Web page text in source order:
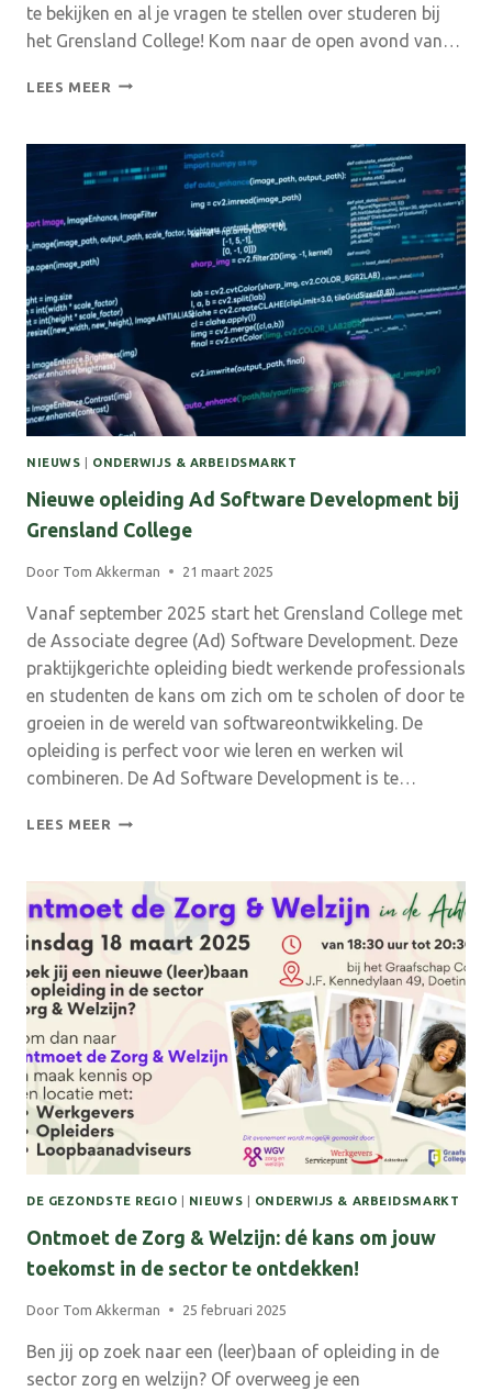
te bekijken en al je vragen te stellen over studeren bij
het Grensland College! Kom naar de open avond van…
LEES MEER MELD
SNEL
AAN
DE
OPEN
HET
GRENSLAND
COLLEGE
NIEUWS ONDERWIJS & ARBEIDSMARKT
Nieuwe opleiding Ad Software Development bij
Grensland College
Door Tom Akkerman 21 maart 2025
Vanaf september 2025 start het Grensland College met
de Associate degree (Ad) Software Development. Deze
praktijkgerichte opleiding biedt werkende professionals
en studenten de kans om zich om te scholen of door te
groeien in de wereld van softwareontwikkeling. De
opleiding is perfect voor wie leren en werken wil
combineren. De Ad Software Development is te…
LEES MEER NIEUWE
SOFTWARE
DEVELOPMENT
GRENSLAND
COLLEGE
DE GEZONDSTE REGIO NIEUWS ONDERWIJS & ARBEIDSMARKT
Ontmoet de Zorg & Welzijn: dé kans om jouw
toekomst in de sector te ontdekken!
Door Tom Akkerman 25 februari 2025
Ben jij op zoek naar een (leer)baan of opleiding in de
sector zorg en welzijn? Of overweeg je een